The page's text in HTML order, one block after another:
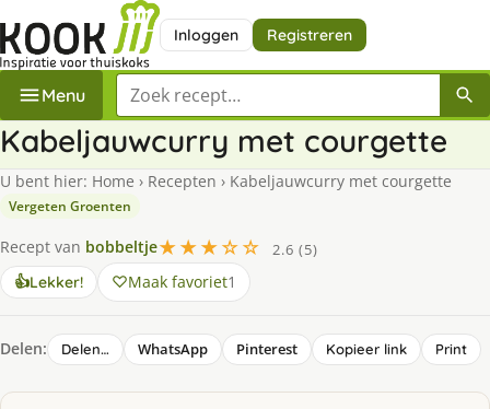
Inloggen Registreren
Menu Zoek een recept
Kabeljauwcurry met courgette
U bent hier: Home › Recepten › Kabeljauwcurry met courgette
Vergeten Groenten
Recept van bobbeltje★★★☆☆
2.6 (5)
👍Lekker! Maak favoriet1
Delen: Delen… WhatsApp Pinterest Kopieer link Print